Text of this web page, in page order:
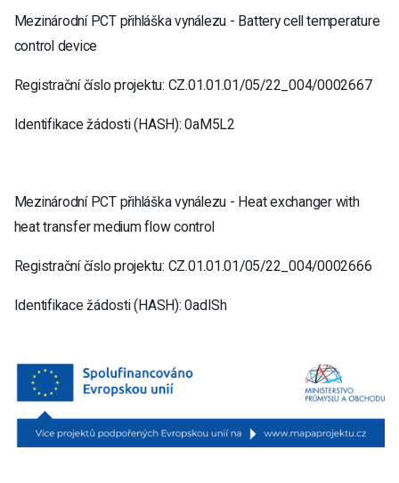
Mezinárodní PCT přihláška vynálezu - Battery cell temperature
control device
Registrační číslo projektu: CZ.01.01.01/05/22_004/0002667
Identifikace žádosti (HASH): 0aM5L2
Mezinárodní PCT přihláška vynálezu - Heat exchanger with
heat transfer medium flow control
Registrační číslo projektu: CZ.01.01.01/05/22_004/0002666
Identifikace žádosti (HASH): 0adISh